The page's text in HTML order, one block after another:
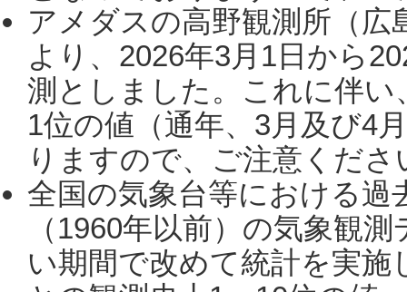
アメダスの高野観測所（
より、2026年3月1日から
測としました。これに伴い
1位の値（通年、3月及び4
りますので、ご注意くだ
全国の気象台等における過
（1960年以前）の気象観
い期間で改めて統計を実